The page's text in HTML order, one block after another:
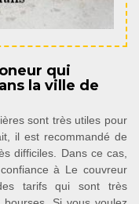
qui
la ville de
sont très utiles pour
il est recommandé de
difficiles. Dans ce cas,
à Le couvreur
tarifs qui sont très